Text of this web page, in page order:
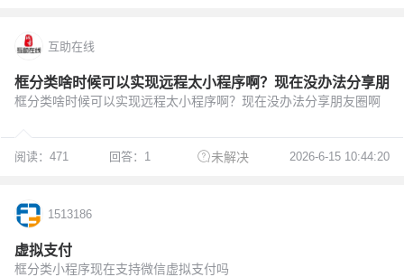
互助在线
框分类啥时候可以实现远程太小程序啊？现在没办法分享朋
框分类啥时候可以实现远程太小程序啊？现在没办法分享朋友圈啊
阅读：471 回答：1 未解决 2026-6-15 10:44:20
1513186
虚拟支付
框分类小程序现在支持微信虚拟支付吗